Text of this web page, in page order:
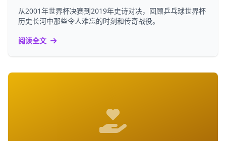
从2001年世界杯决赛到2019年史诗对决，回顾乒乓球世界杯
历史长河中那些令人难忘的时刻和传奇战役。
阅读全文